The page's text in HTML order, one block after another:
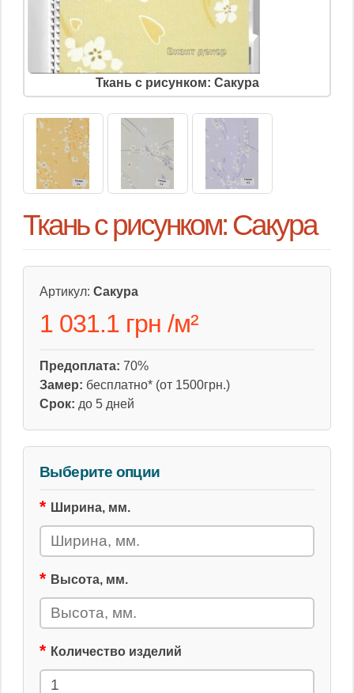
Ткань с рисунком: Сакура
Ткань с рисунком: Сакура
Артикул: Сакура
1 031.1 грн /м²
Предоплата: 70%
Замер: бесплатно* (от 1500грн.)
Срок: до 5 дней
Выберите опции
Ширина, мм.
Высота, мм.
Количество изделий